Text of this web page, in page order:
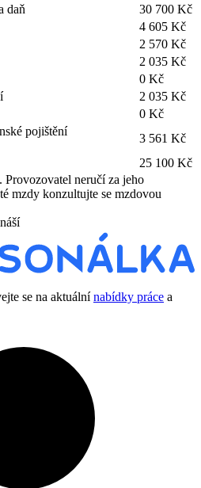
daň
30 700 Kč
4 605 Kč
2 570 Kč
2 035 Kč
0 Kč
2 035 Kč
0 Kč
pojištění
3 561 Kč
25 100 Kč
Provozovatel neručí za jeho
mzdy konzultujte se mzdovou
se na aktuálnínabídky práce a